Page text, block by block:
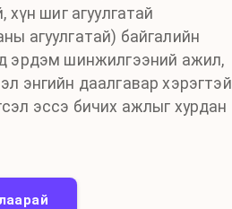
хүн шиг агуулгатай
агуулгатай) байгалийн
эрдэм шинжилгээний ажил,
энгийн даалгавар хэрэгтэй
эссэ бичих ажлыг хурдан